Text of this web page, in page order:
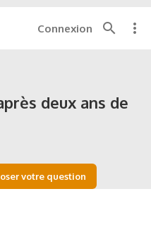
Connexion
deux ans de
votre question